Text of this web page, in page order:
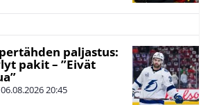
paljastus:
pakit – ”Eivät
06.08.202620:45